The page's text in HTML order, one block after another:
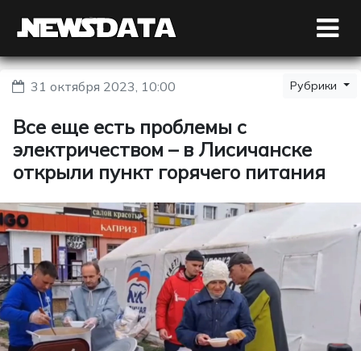
31 октября 2023, 10:00 Рубрики
Все еще есть проблемы с
электричеством – в Лисичанске
открыли пункт горячего питания